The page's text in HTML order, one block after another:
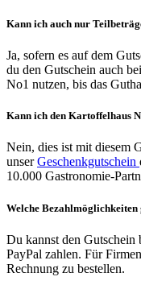
Kann ich auch nur
Ja, sofern es auf dem
du den Gutschein auch
No1 nutzen, bis das
Kann ich den Kartoffelhaus
Nein, dies ist mit diesem
unserGeschenkgutschein
10.000 Gastronomie-
Welche Bezahlmöglichkeiten
Du kannst den Gutschein
PayPal zahlen. Für
Rechnung zu bestellen.